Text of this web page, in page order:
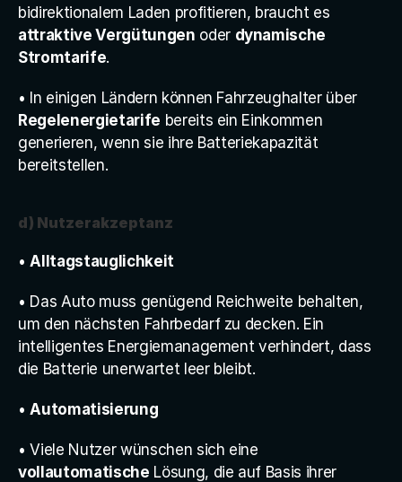
attraktive Vergütungen oder dynamische
Stromtarife.
Regelenergietarife bereits ein Einkommen
generieren, wenn sie ihre Batteriekapazität
bereitstellen.
d) Nutzerakzeptanz
• Alltagstauglichkeit
• Das Auto muss genügend Reichweite behalten,
um den nächsten Fahrbedarf zu decken. Ein
intelligentes Energiemanagement verhindert, dass
die Batterie unerwartet leer bleibt.
• Automatisierung
vollautomatische Lösung, die auf Basis ihrer